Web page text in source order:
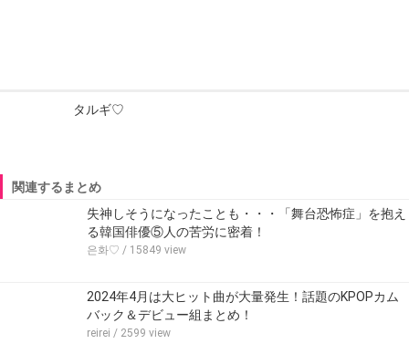
タルギ♡
関連するまとめ
失神しそうになったことも・・・「舞台恐怖症」を抱え
る韓国俳優⑤人の苦労に密着！
은화♡ / 15849 view
2024年4月は大ヒット曲が大量発生！話題のKPOPカム
バック＆デビュー組まとめ！
reirei / 2599 view